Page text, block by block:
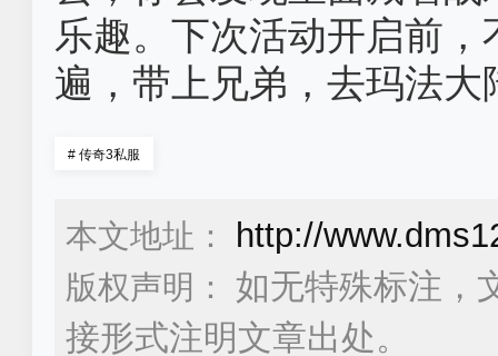
乐趣。下次活动开启前
遍，带上兄弟，去玛法大
# 传奇3私服
本文地址： http://
版权声明：
如无特殊标注，
接形式注明文章出处。